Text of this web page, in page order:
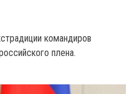
командиров
плена.